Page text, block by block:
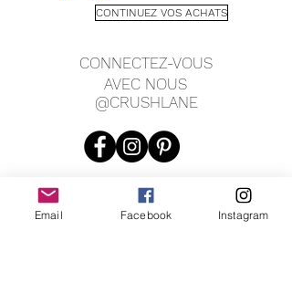
Barre profilée en fil rond, calibre 16,
mesurant 10 mm de longueur.
!!!! Parfois, moins c'est plus !
CONTINUEZ VOS ACHATS
CONNECTEZ-VOUS
AVEC NOUS
@CRUSHLANE
Email Facebook Instagram